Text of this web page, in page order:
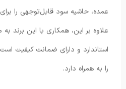
عمده، حاشیه سود قابل‌توجهی را
علاوه بر این، همکاری با این برند
استاندارد و دارای ضمانت کیفیت
را به همراه دارد.